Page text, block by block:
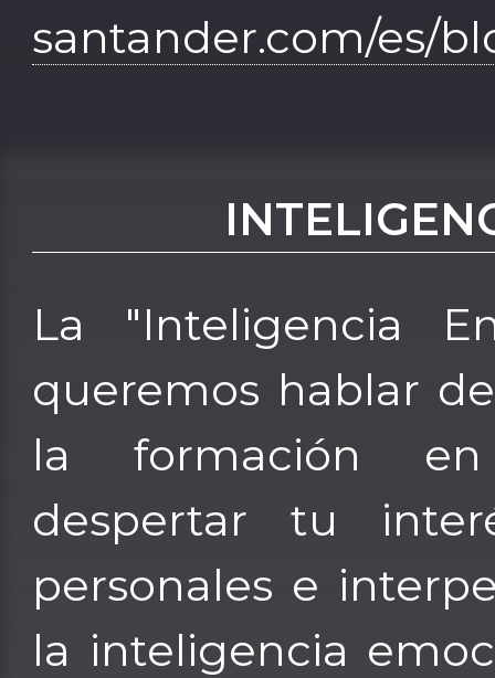
santander.com/es/
La "Inteligencia
queremos hablar
la formación en
despertar tu
personales e
la inteligencia